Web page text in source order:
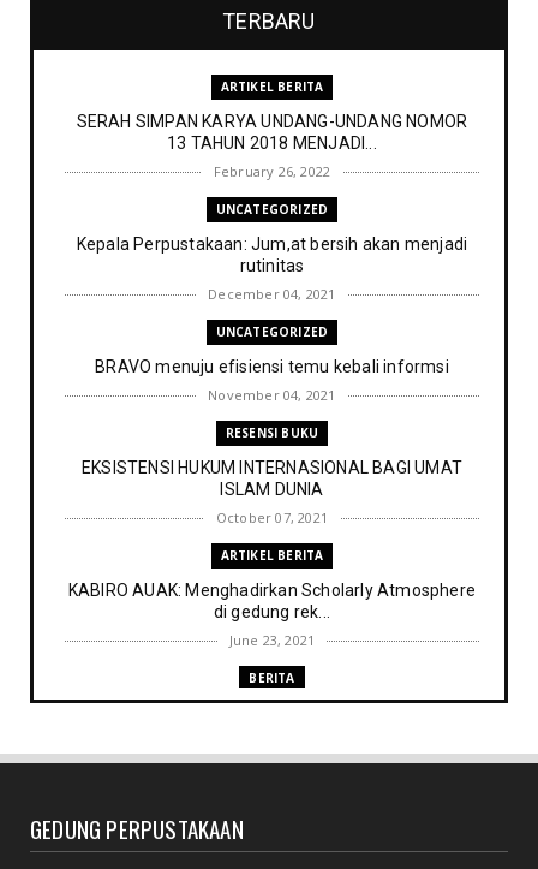
TERBARU
ARTIKEL BERITA
SERAH SIMPAN KARYA UNDANG-UNDANG NOMOR
13 TAHUN 2018 MENJADI...
February 26, 2022
UNCATEGORIZED
Kepala Perpustakaan: Jum,at bersih akan menjadi
rutinitas
December 04, 2021
UNCATEGORIZED
BRAVO menuju efisiensi temu kebali informsi
November 04, 2021
RESENSI BUKU
EKSISTENSI HUKUM INTERNASIONAL BAGI UMAT
ISLAM DUNIA
October 07, 2021
ARTIKEL BERITA
KABIRO AUAK: Menghadirkan Scholarly Atmosphere
di gedung rek...
June 23, 2021
BERITA
June 06, 2021
Proker UPT. Perpustakaan IAIN Parepare menuju
perpustakaan ...
GEDUNG PERPUSTAKAAN